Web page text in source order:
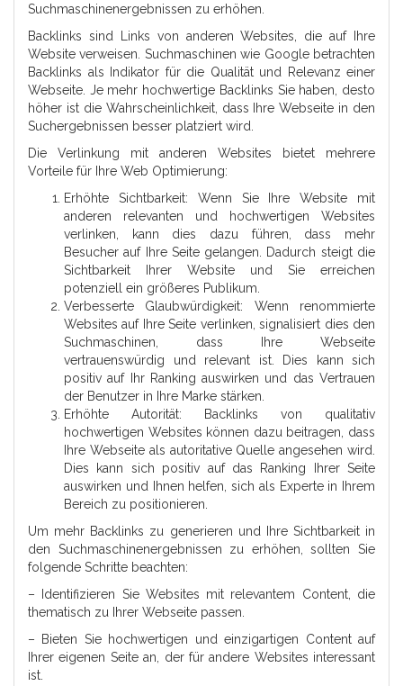
Suchmaschinenergebnissen zu erhöhen.
Backlinks sind Links von anderen Websites, die auf Ihre
Website verweisen. Suchmaschinen wie Google betrachten
Backlinks als Indikator für die Qualität und Relevanz einer
Webseite. Je mehr hochwertige Backlinks Sie haben, desto
höher ist die Wahrscheinlichkeit, dass Ihre Webseite in den
Suchergebnissen besser platziert wird.
Die Verlinkung mit anderen Websites bietet mehrere
Vorteile für Ihre Web Optimierung:
Erhöhte Sichtbarkeit: Wenn Sie Ihre Website mit
anderen relevanten und hochwertigen Websites
verlinken, kann dies dazu führen, dass mehr
Besucher auf Ihre Seite gelangen. Dadurch steigt die
Sichtbarkeit Ihrer Website und Sie erreichen
potenziell ein größeres Publikum.
Verbesserte Glaubwürdigkeit: Wenn renommierte
Websites auf Ihre Seite verlinken, signalisiert dies den
Suchmaschinen, dass Ihre Webseite
vertrauenswürdig und relevant ist. Dies kann sich
positiv auf Ihr Ranking auswirken und das Vertrauen
der Benutzer in Ihre Marke stärken.
Erhöhte Autorität: Backlinks von qualitativ
hochwertigen Websites können dazu beitragen, dass
Ihre Webseite als autoritative Quelle angesehen wird.
Dies kann sich positiv auf das Ranking Ihrer Seite
auswirken und Ihnen helfen, sich als Experte in Ihrem
Bereich zu positionieren.
Um mehr Backlinks zu generieren und Ihre Sichtbarkeit in
den Suchmaschinenergebnissen zu erhöhen, sollten Sie
folgende Schritte beachten:
– Identifizieren Sie Websites mit relevantem Content, die
thematisch zu Ihrer Webseite passen.
– Bieten Sie hochwertigen und einzigartigen Content auf
Ihrer eigenen Seite an, der für andere Websites interessant
ist.